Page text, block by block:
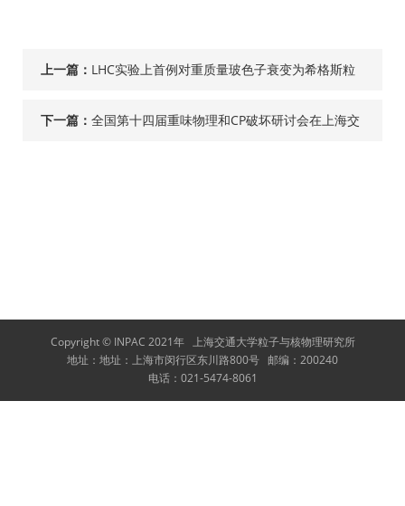
上一篇： LHC实验上首例对重质量玻色子衰变为希格斯粒
子和光子....
下一篇： 全国第十四届重味物理和CP破坏研讨会在上海交
Copyright © INPAC 2021年
上海交通大学粒子与核物理研究所
地址： 地址：上海市闵行区东川路800号 邮编： 200240
电话： 021-5474-8061